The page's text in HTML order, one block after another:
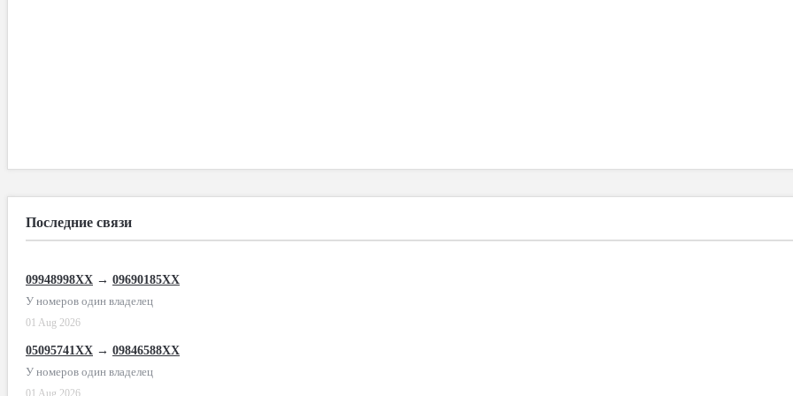
Последние связи
09948998XX → 09690185XX
У номеров один владелец
01 Aug 2026
05095741XX → 09846588XX
У номеров один владелец